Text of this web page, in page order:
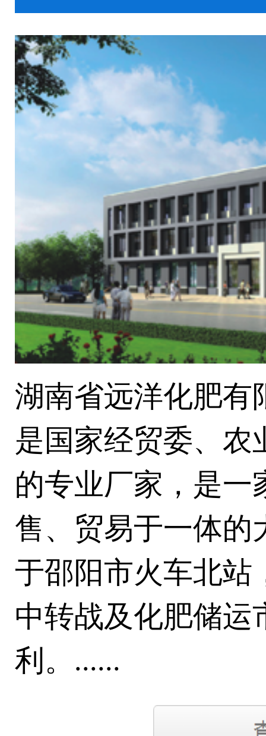
湖南省远洋化肥有
是国家经贸委、农
的专业厂家，是一
售、贸易于一体的
于邵阳市火车北站
中转战及化肥储运
利。......